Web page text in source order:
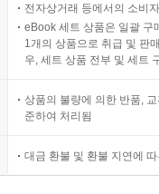
전자상거래 등에서의 소비
eBook 세트 상품은 일괄 구
1개의 상품으로 취급 및 판
우, 세트 상품 전부 및 세트
상품의 불량에 의한 반품,
준하여 처리됨
대금 환불 및 환불 지연에